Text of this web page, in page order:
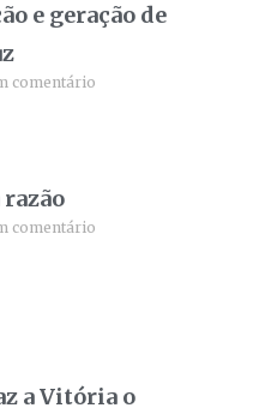
e geração de
comentário
comentário
a Vitória o